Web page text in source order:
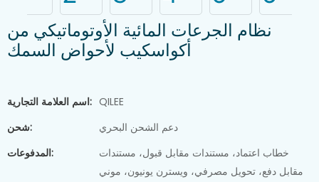
نظام الجرعات المائية الأوتوماتيكي من
أكواسكيب لأحواض السمك
اسم العلامة التجارية: QILEE
شحن:
دعم الشحن البحري
المدفوعات:
خطاب اعتماد، مستندات مقابل قبول، مستندات
مقابل دفع، تحويل مصرفي، ويسترن يونيون، موني